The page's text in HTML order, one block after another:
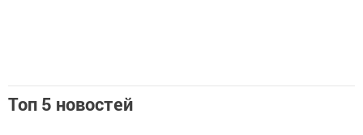
Топ 5 новостей